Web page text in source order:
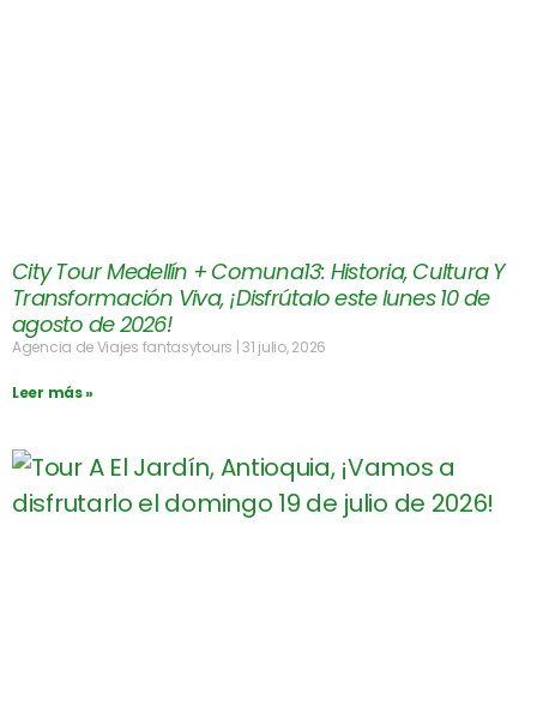
City Tour Medellín + Comuna13: Historia, Cultura Y
Transformación Viva, ¡Disfrútalo este lunes 10 de
agosto de 2026!
Agencia de Viajes fantasytours 31 julio, 2026
Leer más »